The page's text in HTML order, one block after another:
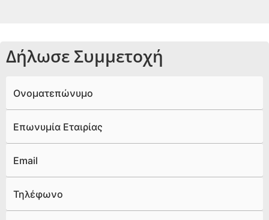
Δήλωσε Συμμετοχή
Ονοματεπώνυμο
Επωνυμία Εταιρίας
Email
Τηλέφωνο